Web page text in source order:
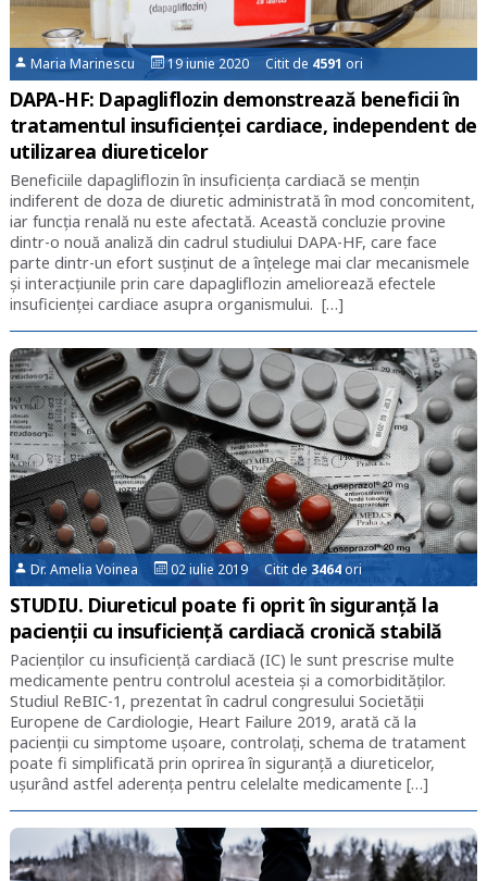
Maria Marinescu 19 iunie 2020 Citit de 4591 ori
DAPA-HF: Dapagliflozin demonstrează beneficii în
tratamentul insuficienței cardiace, independent de
utilizarea diureticelor
Beneficiile dapagliflozin în insuficiența cardiacă se mențin
indiferent de doza de diuretic administrată în mod concomitent,
iar funcția renală nu este afectată. Această concluzie provine
dintr-o nouă analiză din cadrul studiului DAPA-HF, care face
parte dintr-un efort susținut de a înțelege mai clar mecanismele
și interacțiunile prin care dapagliflozin ameliorează efectele
insuficienței cardiace asupra organismului. […]
Dr. Amelia Voinea 02 iulie 2019 Citit de 3464ori
STUDIU. Diureticul poate fi oprit în siguranță la
pacienții cu insuficiență cardiacă cronică stabilă
Pacienților cu insuficiență cardiacă (IC) le sunt prescrise multe
medicamente pentru controlul acesteia și a comorbidităților.
Studiul ReBIC-1, prezentat în cadrul congresului Societății
Europene de Cardiologie, Heart Failure 2019, arată că la
pacienții cu simptome ușoare, controlați, schema de tratament
poate fi simplificată prin oprirea în siguranță a diureticelor,
ușurând astfel aderența pentru celelalte medicamente […]